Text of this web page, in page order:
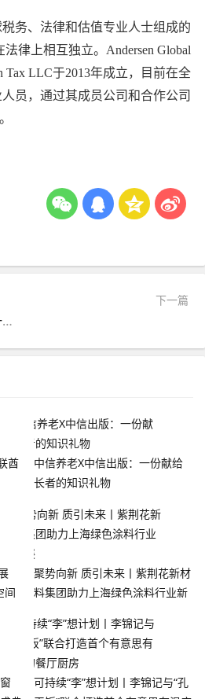
务、法律和估值专业人士组成的
律上相互独立。Andersen Global
Tax LLC于2013年成立，目前在全
员，通过其成员公司和合作公司
中信养老X中信出版：一份献给长者的知识礼物
下一篇
酋
中信养老X中信出版：一份献给
长者的知识礼物
间
聚势向新 质引未来丨紫荆花新材
料集团助力上海绿色涂料行业新
可持续“李”想计划丨李锦记与“孔